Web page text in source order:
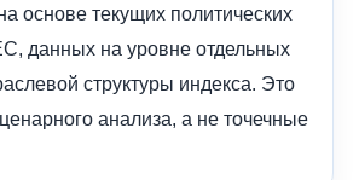
основе текущих политических
данных на уровне отдельных
структуры индекса. Это
анализа, а не точечные